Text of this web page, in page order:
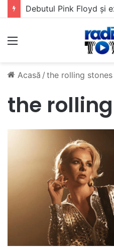
Debutul Pink Floyd și
Meniu
Acasă / the rolling stones
the